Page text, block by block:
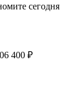
сегодня
400 ₽